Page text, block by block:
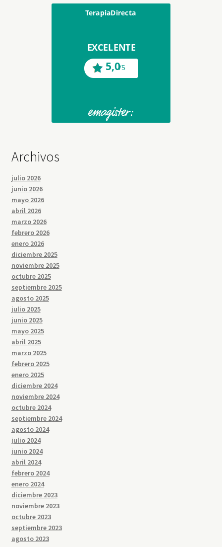
Archivos
julio 2026
junio 2026
mayo 2026
abril 2026
marzo 2026
febrero 2026
enero 2026
diciembre 2025
noviembre 2025
octubre 2025
septiembre 2025
agosto 2025
julio 2025
junio 2025
mayo 2025
abril 2025
marzo 2025
febrero 2025
enero 2025
diciembre 2024
noviembre 2024
octubre 2024
septiembre 2024
agosto 2024
julio 2024
junio 2024
abril 2024
febrero 2024
enero 2024
diciembre 2023
noviembre 2023
octubre 2023
septiembre 2023
agosto 2023